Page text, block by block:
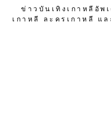
ข่าวบันเทิงเกาหลีอัพ
เกาหลี ละครเกาหลี แ